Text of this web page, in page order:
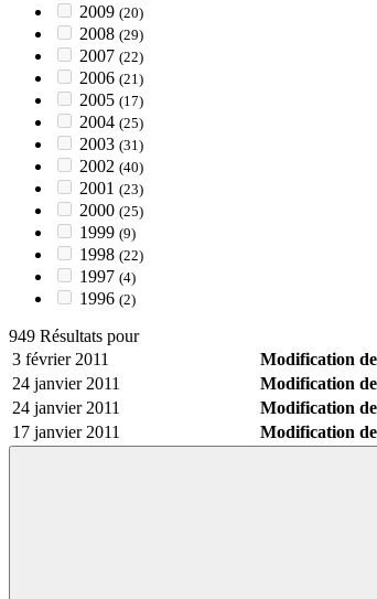
2009 (20)
2008 (29)
2007 (22)
2006 (21)
2005 (17)
2004 (25)
2003 (31)
2002 (40)
2001 (23)
2000 (25)
1999 (9)
1998 (22)
1997 (4)
1996 (2)
949 Résultats pour
3 février 2011
Modification
24 janvier 2011
Modification
24 janvier 2011
Modification
17 janvier 2011
Modification